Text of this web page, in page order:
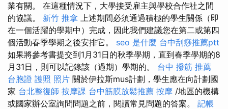
業有關。 在這種情況下，大學接受雇主與學校合作社之間
的協議。 新竹 推拿 上述期間必須通過積極的學生關係（即
在一個活躍的學期中）完成，因此我們建議您在第二或第四
個活動春季學期之後安排它。 seo 是什麼 台中刮痧推薦ptt
如果將參考書提交到1月31日的秋季學期，直到春季學期的8
月31日，則可以記錄該（過期）學期的。 台中 撥筋 推薦
台胞證 護照 照片 關於伊拉斯mus計劃，學生應在向計劃國
家 台北整復師 按摩課 台中筋膜放鬆推薦 按摩 /地區的機構
或國家辦公室詢問問題之前，閱讀常見問題的答案。 記帳